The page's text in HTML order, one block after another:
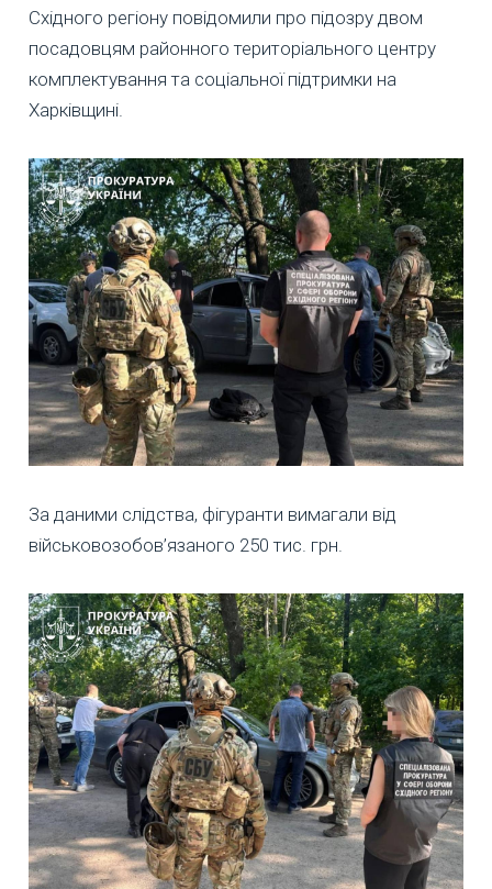
Східного регіону повідомили про підозру двом
посадовцям районного територіального центру
комплектування та соціальної підтримки на
Харківщині.
За даними слідства, фігуранти вимагали від
військовозобов’язаного 250 тис. грн.